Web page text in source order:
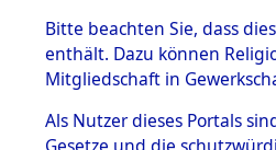
BESTÄNDE
1.
mente
Bitte beachten Sie, dass
enthält. Dazu können
Mitgliedschaft in
Als Nutzer dieses Portals